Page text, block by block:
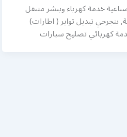
خدمة كهرباء وبنشر متنقل
بنجرجي تبديل تواير ( اطارات)
كهربائي تصليح سيارات